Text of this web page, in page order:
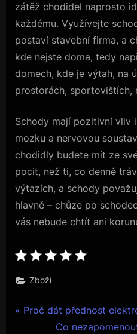
zátěž chodidel naprosto
každému. Využívejte
postaví stavební firma, a
kde nejste doma, tedy
domech, kde je výtah, na
prostorách, sportovištích,
Schody mají pozitivní vliv
mozku a nervovou
chodidly budete mít ze
pocit, než ti, co denně
výtazích, a schody
hlavně – chůze po
vás nebude chtít ani
Zboží
Navigace
P
Proč dát přednost
N
Co